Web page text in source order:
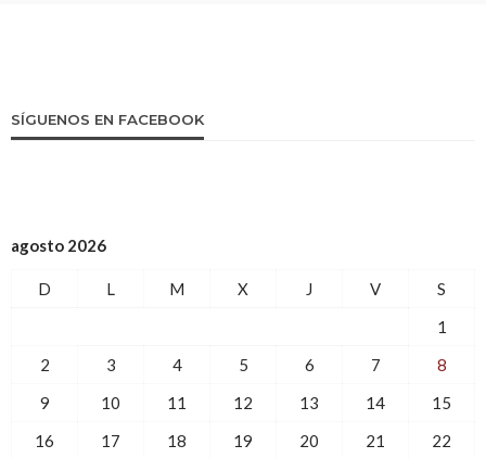
SÍGUENOS EN FACEBOOK
agosto 2026
D L M X J V
S
1
2
3 4 5 6 7
8
9
10 11 12 13 14
15
16
17 18 19 20 21
22